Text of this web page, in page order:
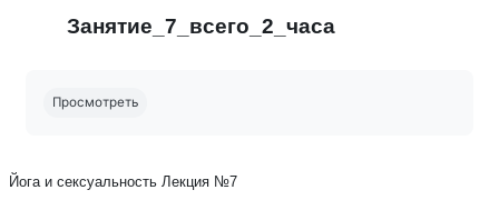
Занятие_7_всего_2_часа
Просмотреть
Йога и сексуальность Лекция №7